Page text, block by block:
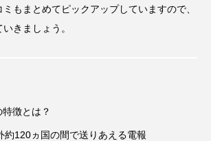
もまとめてピックアップしていますので、
きましょう。
徴とは？
約120ヵ国の間で送りあえる電報